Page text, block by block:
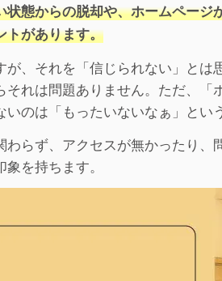
態からの脱却や、ホームペー
トがあります。
、それを「信じられない」とは
れは問題ありません。ただ、「
のは「もったいないなぁ」とい
らず、アクセスが無かったり、
を持ちます。